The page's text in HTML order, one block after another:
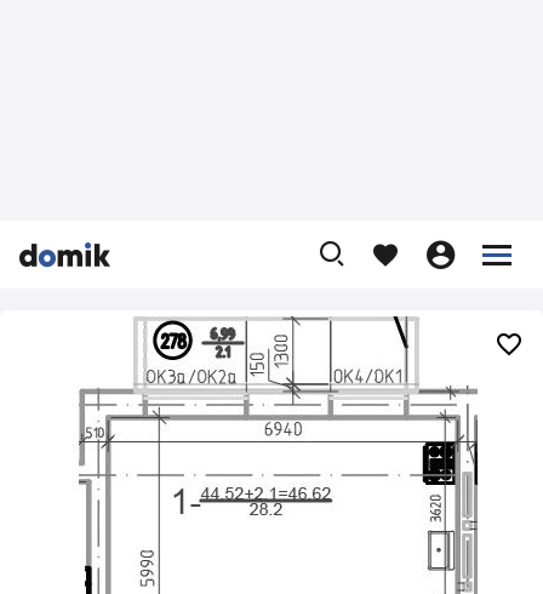


    


